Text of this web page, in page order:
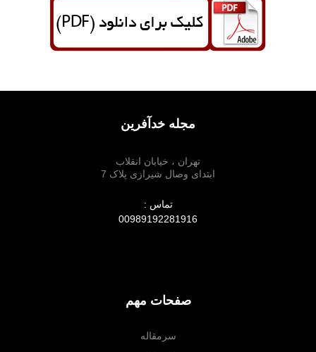
مجله خدآفرین
تهران ، خیابان انقلاب
ابتدای وصال شیرازی پلاک 7
تماس :
00989192281916
صفحات مهم
سرمقاله